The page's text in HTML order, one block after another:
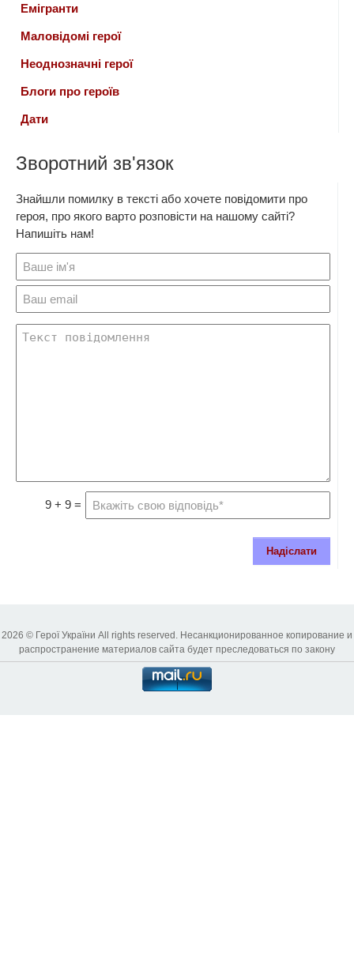
Емігранти
Маловідомі герої
Неоднозначні герої
Блоги про героїв
Дати
Зворотний зв'язок
Знайшли помилку в тексті або хочете повідомити про
героя, про якого варто розповісти на нашому сайті?
Напишіть нам!
9 + 9 =
Надіслати
2026 © Герої України All rights reserved. Несанкционированное копирование и
распространение материалов сайта будет преследоваться по закону